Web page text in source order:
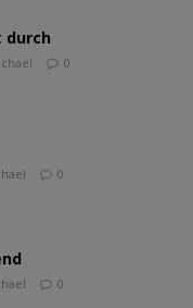
durch
0
0
0